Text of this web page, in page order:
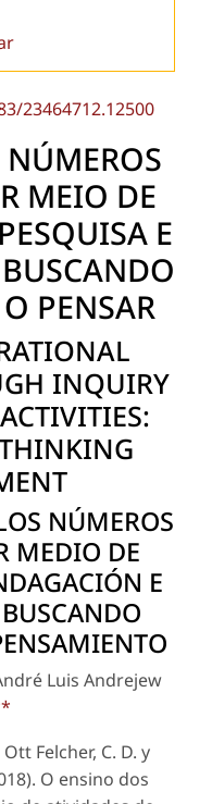
23464712.12500
MEIO DE
E
PENSAR
INQUIRY
NÚMEROS
MEDIO DE
E
Luis Andrejew
Ott Felcher, C. D. y
O ensino dos